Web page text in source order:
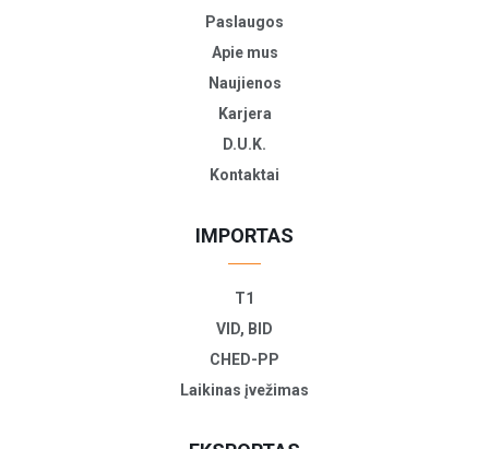
Paslaugos
Apie mus
Naujienos
Karjera
D.U.K.
Kontaktai
IMPORTAS
T1
VID, BID
CHED-PP
Laikinas įvežimas